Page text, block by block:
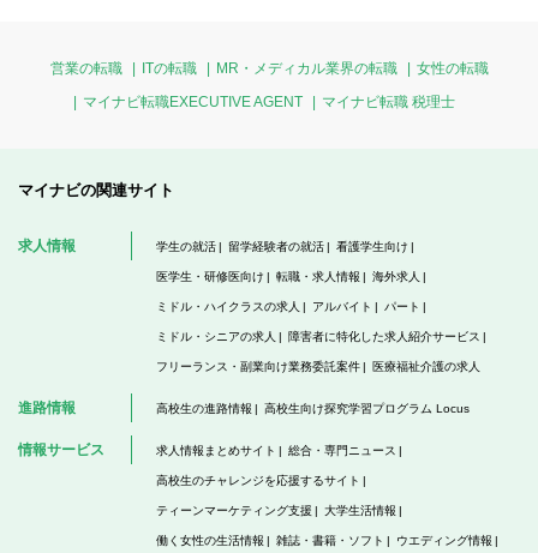
営業の転職 ITの転職 MR・メディカル業界の転職
女性の転職
マイナビ転職EXECUTIVE AGENT
マイナビ転職 税理士
マイナビの関連サイト
求人情報 学生の就活 留学経験者の就活 看護学生向け
医学生・研修医向け 転職・求人情報 海外求人
ミドル・ハイクラスの求人 アルバイト パート
ミドル・シニアの求人 障害者に特化した求人紹介サービス
フリーランス・副業向け業務委託案件 医療福祉介護の求人
進路情報 高校生の進路情報 高校生向け探究学習プログラム Locus
情報サービス 求人情報まとめサイト 総合・専門ニュース
高校生のチャレンジを応援するサイト
ティーンマーケティング支援 大学生活情報
働く女性の生活情報 雑誌・書籍・ソフト ウエディング情報